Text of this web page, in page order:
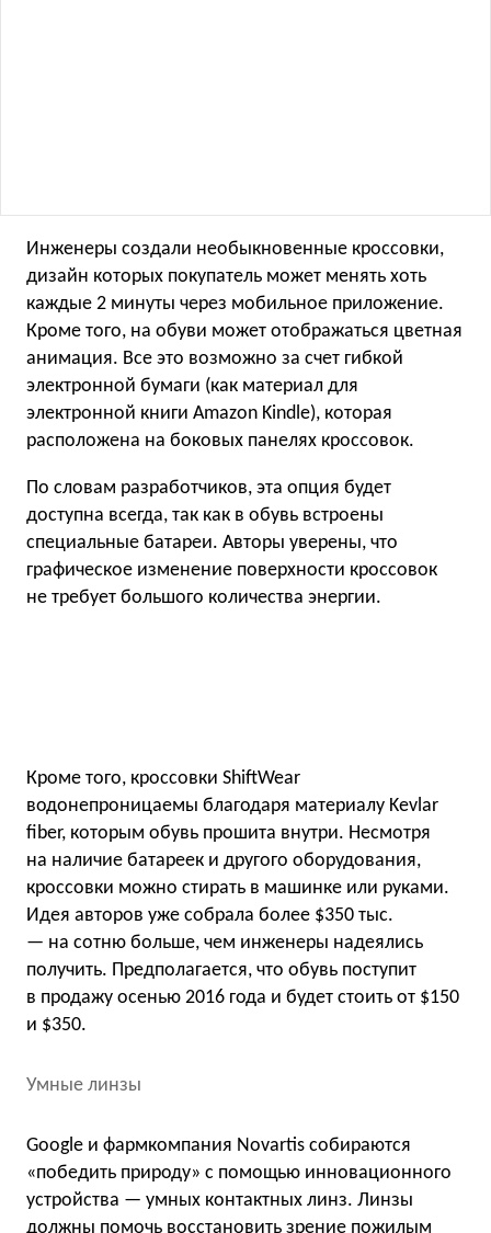
Инженеры создали необыкновенные кроссовки,
дизайн которых покупатель может менять хоть
каждые 2 минуты через мобильное приложение.
Кроме того, на обуви может отображаться цветная
анимация. Все это возможно за счет гибкой
электронной бумаги (как материал для
электронной книги Amazon Kindle), которая
расположена на боковых панелях кроссовок.
По словам разработчиков, эта опция будет
доступна всегда, так как в обувь встроены
специальные батареи. Авторы уверены, что
графическое изменение поверхности кроссовок
не требует большого количества энергии.
Кроме того, кроссовки ShiftWear
водонепроницаемы благодаря материалу Kevlar
fiber, которым обувь прошита внутри. Несмотря
на наличие батареек и другого оборудования,
кроссовки можно стирать в машинке или руками.
Идея авторов уже собрала более $350 тыс.
— на сотню больше, чем инженеры надеялись
получить. Предполагается, что обувь поступит
в продажу осенью 2016 года и будет стоить от $150
и $350.
Умные линзы
Google и фармкомпания Novartis собираются
«победить природу» с помощью инновационного
устройства — умных контактных линз. Линзы
должны помочь восстановить зрение пожилым